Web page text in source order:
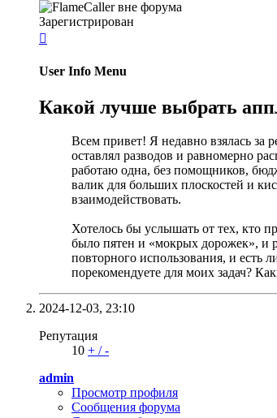
Зарегистрирован

User Info Menu
Какой лучше выбрать
Всем привет! Я недавно взялась за
оставлял разводов и равномерно
работаю одна, без помощников,
валик для больших плоскостей и
взаимодействовать.
Хотелось бы услышать от тех, кто
было пятен и «мокрых дорожек», и
повторного использования, и есть
порекомендуете для моих задач?
2024-12-03, 23:10
Репутация
10 + /-
admin
Просмотр профиля
Сообщения форума